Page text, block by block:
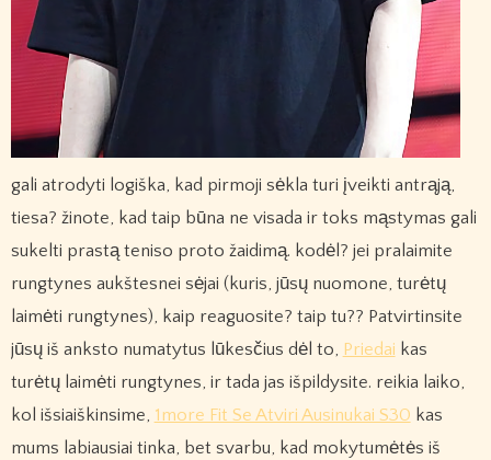
gali atrodyti logiška, kad pirmoji sėkla turi įveikti antrąją,
tiesa? žinote, kad taip būna ne visada ir toks mąstymas gali
sukelti prastą teniso proto žaidimą. kodėl? jei pralaimite
rungtynes ​​aukštesnei sėjai (kuris, jūsų nuomone, turėtų
laimėti rungtynes), kaip reaguosite? taip tu?? Patvirtinsite
jūsų iš anksto numatytus lūkesčius dėl to, Priedai kas
turėtų laimėti rungtynes, ir tada jas išpildysite. reikia laiko,
kol išsiaiškinsime, 1more Fit Se Atviri Ausinukai S30 kas
mums labiausiai tinka, bet svarbu, kad mokytumėtės iš